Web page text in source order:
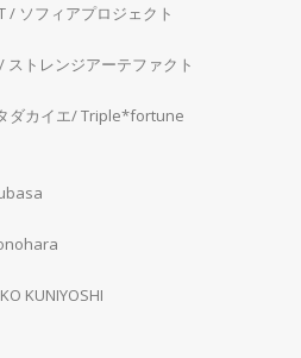
/ ソフィアプロジェクト
トレンジアーテファクト
ダカイエ/ Triple*fortune
KUNIYOSHI